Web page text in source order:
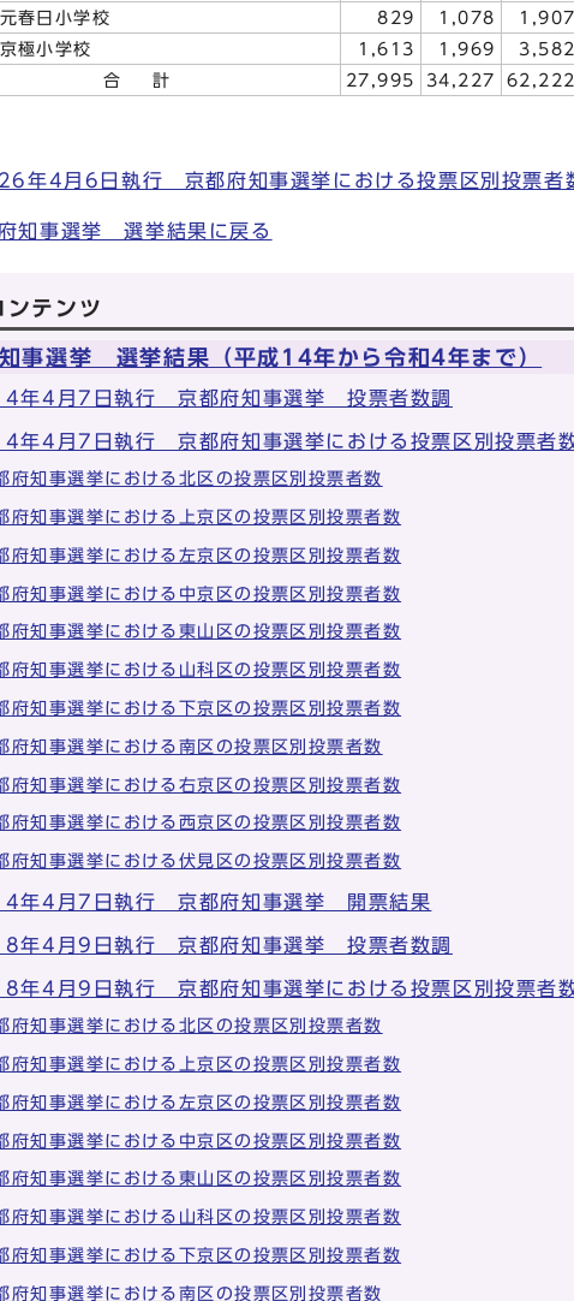
元春日小学校 829 1,078 1,907
京極小学校 1,613 1,969 3,582
合 計
27,995 34,227 62,222
年4月6日執行 京都府知事選挙における投票区別投票者
知事選挙 選挙結果に戻る
ンテンツ
事選挙 選挙結果（平成14年から令和4年まで）
年4月7日執行 京都府知事選挙 投票者数調
年4月7日執行 京都府知事選挙における投票区別投票者
府知事選挙における北区の投票区別投票者数
府知事選挙における上京区の投票区別投票者数
府知事選挙における左京区の投票区別投票者数
府知事選挙における中京区の投票区別投票者数
府知事選挙における東山区の投票区別投票者数
府知事選挙における山科区の投票区別投票者数
府知事選挙における下京区の投票区別投票者数
府知事選挙における南区の投票区別投票者数
府知事選挙における右京区の投票区別投票者数
府知事選挙における西京区の投票区別投票者数
府知事選挙における伏見区の投票区別投票者数
年4月7日執行 京都府知事選挙 開票結果
年4月9日執行 京都府知事選挙 投票者数調
年4月9日執行 京都府知事選挙における投票区別投票者
府知事選挙における北区の投票区別投票者数
府知事選挙における上京区の投票区別投票者数
府知事選挙における左京区の投票区別投票者数
府知事選挙における中京区の投票区別投票者数
府知事選挙における東山区の投票区別投票者数
府知事選挙における山科区の投票区別投票者数
府知事選挙における下京区の投票区別投票者数
府知事選挙における南区の投票区別投票者数